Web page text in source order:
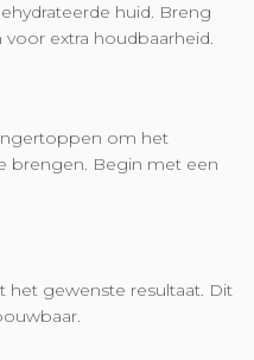
huid. Breng
extra houdbaarheid.
om het
brengen. Begin met een
gewenste resultaat. Dit